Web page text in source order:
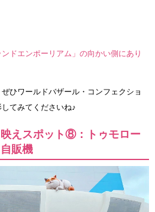
ドエンポーリアム」の向かい側にあり
ひワールドバザール・コンフェクショ
てみてくださいね♪
えスポット⑧：トゥモロー
販機